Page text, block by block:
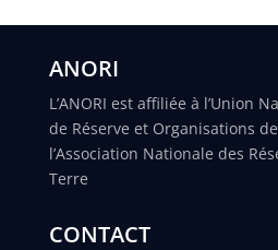
ANORI
L’ANORI est affiliée à l’Union
de Réserve et Organisations
l’Association Nationale des
Terre
CONTACT